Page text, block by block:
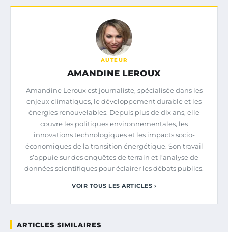
AUTEUR
AMANDINE LEROUX
Amandine Leroux est journaliste, spécialisée dans les
enjeux climatiques, le développement durable et les
énergies renouvelables. Depuis plus de dix ans, elle
couvre les politiques environnementales, les
innovations technologiques et les impacts socio-
économiques de la transition énergétique. Son travail
s’appuie sur des enquêtes de terrain et l’analyse de
données scientifiques pour éclairer les débats publics.
VOIR TOUS LES ARTICLES ›
ARTICLES SIMILAIRES